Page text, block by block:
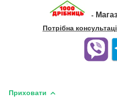
-
Потрібна
Приховати